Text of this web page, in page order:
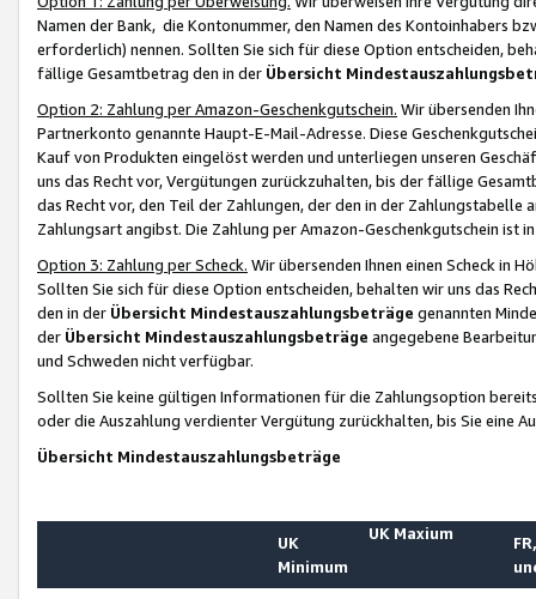
Namen der Bank, die Kontonummer, den Namen des Kontoinhabers
erforderlich) nennen. Sollten Sie sich für diese Option entscheiden,
fällige Gesamtbetrag den in der Übersicht
Option 2: Zahlung per Amazon-Geschenkgutschein. Wir übersenden
Partnerkonto genannte Haupt-E-Mail-Adresse. Diese
Kauf von Produkten eingelöst werden und unterliegen unseren
uns das Recht vor, Vergütungen zurückzuhalten, bis der fällige
das Recht vor, den Teil der Zahlungen, der den in der
Zahlungsart angibst. Die Zahlung per Amazon-Geschenkgutschein ist
Option 3: Zahlung per Scheck. Wir übersenden Ihnen einen Scheck in
Sollten Sie sich für diese Option entscheiden, behalten wir uns das
den in der Übersicht Mindestauszahlungsbeträge genannten
der Übersicht Mindestauszahlungsbeträge angegebene
und Schweden nicht verfügbar.
Sollten Sie keine gültigen Informationen für die Zahlungsoption
oder die Auszahlung verdienter Vergütung zurückhalten, bis Sie
Übersicht Mindestauszahlungsbeträge
UK
Minimum
UK Maxium